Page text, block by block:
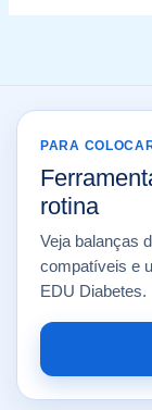
PARA
rotina
Veja balanças
compatíveis e
EDU Diabetes.